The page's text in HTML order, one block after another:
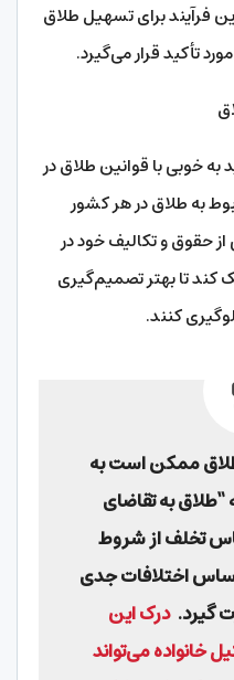
فرآیند برای تسهیل طلاق
تأکید قرار می‌گیرد.
به خوبی با قوانین طلاق در
به طلاق در هر کشور
حقوق و تکالیف خود در
کند تا بهتر تصمیم‌گیری
کنند.
ممکن است به
به تقاضای
تخلف از شروط
اختلافات جدی
گیرد.درک این
خانواده می‌تواند